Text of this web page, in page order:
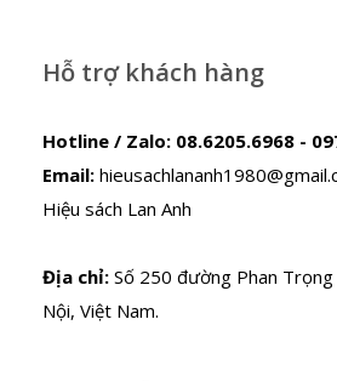
Hỗ trợ khách hàng
Hotline / Zalo: 08.6205.6968 -
Email:
Hiệu sách Lan Anh
Địa chỉ: Số 250 đường Phan
Nội, Việt Nam.